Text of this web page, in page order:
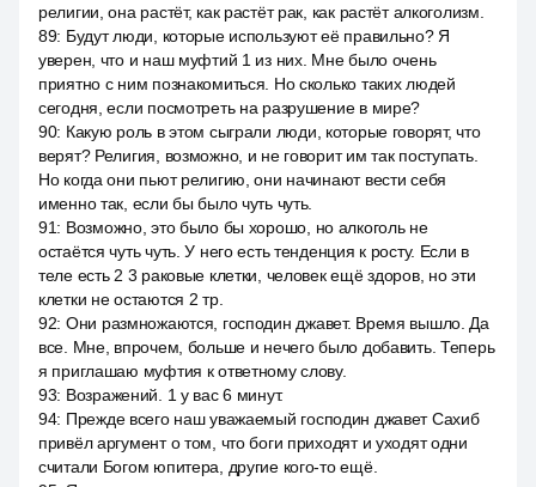
религии, она растёт, как растёт рак, как растёт алкоголизм.
89: Будут люди, которые используют её правильно? Я
уверен, что и наш муфтий 1 из них. Мне было очень
приятно с ним познакомиться. Но сколько таких людей
сегодня, если посмотреть на разрушение в мире?
90: Какую роль в этом сыграли люди, которые говорят, что
верят? Религия, возможно, и не говорит им так поступать.
Но когда они пьют религию, они начинают вести себя
именно так, если бы было чуть чуть.
91: Возможно, это было бы хорошо, но алкоголь не
остаётся чуть чуть. У него есть тенденция к росту. Если в
теле есть 2 3 раковые клетки, человек ещё здоров, но эти
клетки не остаются 2 тр.
92: Они размножаются, господин джавет. Время вышло. Да
все. Мне, впрочем, больше и нечего было добавить. Теперь
я приглашаю муфтия к ответному слову.
93: Возражений. 1 у вас 6 минут.
94: Прежде всего наш уважаемый господин джавет Сахиб
привёл аргумент о том, что боги приходят и уходят одни
считали Богом юпитера, другие кого-то ещё.